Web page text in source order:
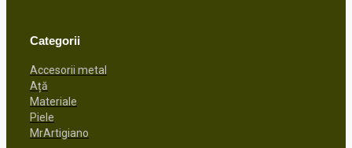
Categorii
Accesorii metal
Ață
Materiale
Piele
MrArtigiano